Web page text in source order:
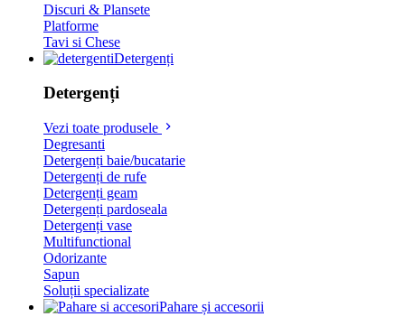
Discuri & Plansete
Platforme
Tavi si Chese
Detergenți
Detergenți
Vezi toate produsele
Degresanti
Detergenți baie/bucatarie
Detergenți de rufe
Detergenți geam
Detergenți pardoseala
Detergenți vase
Multifunctional
Odorizante
Sapun
Soluții specializate
Pahare și accesorii